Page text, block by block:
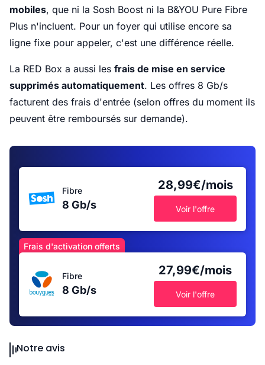
mobiles, que ni la Sosh Boost ni la B&YOU Pure Fibre
Plus n'incluent. Pour un foyer qui utilise encore sa
ligne fixe pour appeler, c'est une différence réelle.
La RED Box a aussi les frais de mise en service
supprimés automatiquement. Les offres 8 Gb/s
facturent des frais d'entrée (selon offres du moment ils
peuvent être remboursés sur demande).
Fibre
8 Gb/s
28,99€/mois
Voir l'offre
Frais d'activation offerts
Fibre
8 Gb/s
27,99€/mois
Voir l'offre
Notre avis